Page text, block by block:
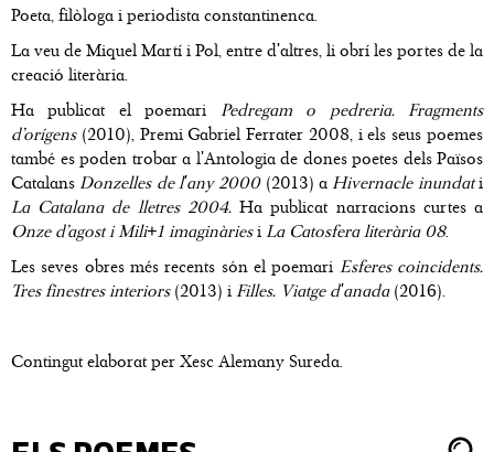
Poeta, filòloga i periodista constantinenca.
La veu de Miquel Martí i Pol, entre d'altres, li obrí les portes de la
creació literària.
Ha publicat el poemari Pedregam o pedreria. Fragments
d’orígens(2010), Premi Gabriel Ferrater 2008, i els seus poemes
també es poden trobar a l'Antologia de dones poetes dels Països
CatalansDonzelles de l'any 2000(2013) aHivernacle inundati
La Catalana de lletres 2004.Ha publicat narracions curtes a
Onze d’agost i Mili+1 imaginàriesi La Catosfera literària 08.
Les seves obres més recents són el poemari Esferes coincidents.
Tres finestres interiors (2013) i Filles. Viatge d'anada (2016).
Contingut elaborat per Xesc Alemany Sureda.